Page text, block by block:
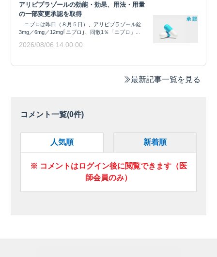
アリピプラゾールの効能・効果、用法・用量
の一部変更承認を取得
ニプロは昨日（８月５日）、アリピプラゾール錠
3mg／6mg／12mg｢ニプロ｣、同散1％「ニプロ」...
2026/08/06 14:00:00
最新記事一覧を見る
コメント一覧(0件)
人気順 新着順
※ コメントはログイン後に閲覧できます（医
師会員のみ）